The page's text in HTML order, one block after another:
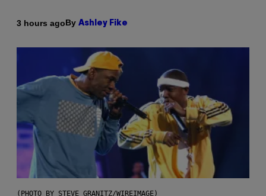
3 hours agoBy Ashley Fike
(PHOTO BY STEVE GRANITZ/WIREIMAGE)